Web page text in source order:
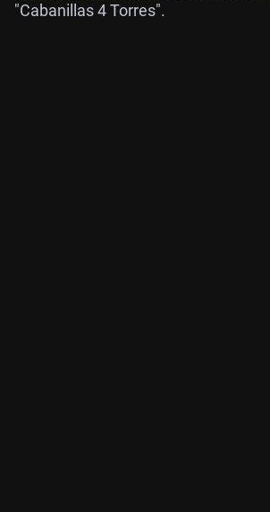
"Cabanillas 4 Torres".